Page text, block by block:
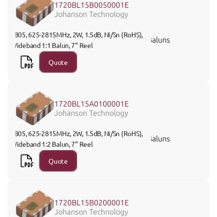
1720BL15B0050001E
Johanson Technology
0805, 625-2815MHz, 2W, 1.5dB, Ni/Sn (RoHS),
Wideband 1:1 Balun, 7" Reel
Baluns
Quote
1720BL15A0100001E
Johanson Technology
0805, 625-2815MHz, 2W, 1.5dB, Ni/Sn (RoHS),
Wideband 1:2 Balun, 7" Reel
Baluns
Quote
1720BL15B0200001E
Johanson Technology